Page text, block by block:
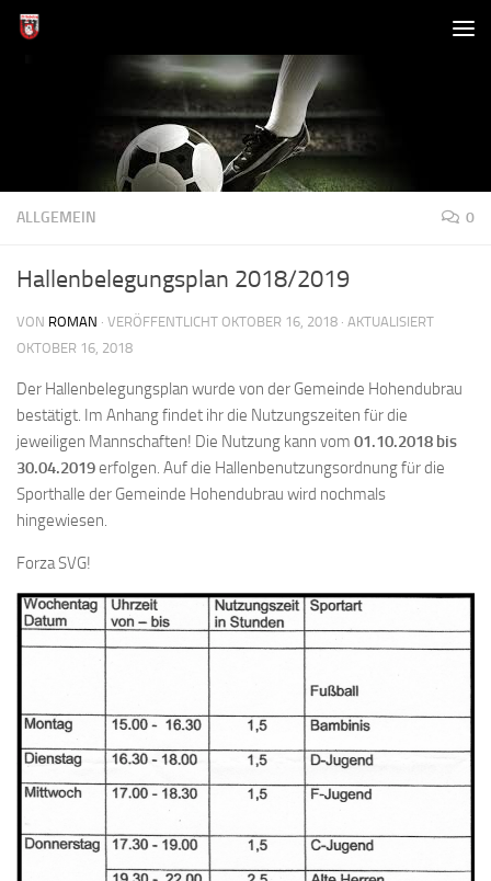
Zum Inhalt springen
ALLGEMEIN 0
Hallenbelegungsplan 2018/2019
VON ROMAN · VERÖFFENTLICHT OKTOBER 16, 2018 · AKTUALISIERT
OKTOBER 16, 2018
Der Hallenbelegungsplan wurde von der Gemeinde Hohendubrau
bestätigt. Im Anhang findet ihr die Nutzungszeiten für die
jeweiligen Mannschaften! Die Nutzung kann vom 01.10.2018 bis
30.04.2019erfolgen. Auf die Hallenbenutzungsordnung für die
Sporthalle der Gemeinde Hohendubrau wird nochmals
hingewiesen.
Forza SVG!